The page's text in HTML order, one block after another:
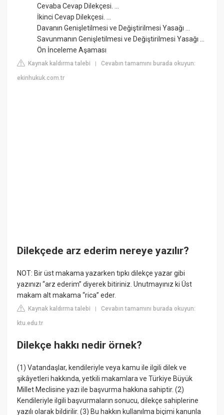
Cevaba Cevap Dilekçesi. ...
İkinci Cevap Dilekçesi. ...
Davanın Genişletilmesi ve Değiştirilmesi Yasağı ...
Savunmanın Genişletilmesi ve Değiştirilmesi Yasağı ...
Ön İnceleme Aşaması
Kaynak kaldırma talebi |Cevabın tamamını burada okuyun:
ekinhukuk.com.tr
Dilekçede arz ederim nereye yazılır?
NOT: Bir üst makama yazarken tıpkı dilekçe yazar gibi
yazınızı “arz ederim” diyerek bitiriniz. Unutmayınız ki Üst
makam alt makama “rica” eder.
Kaynak kaldırma talebi |Cevabın tamamını burada okuyun:
ktu.edu.tr
Dilekçe hakkı nedir örnek?
(1) Vatandaşlar, kendileriyle veya kamu ile ilgili dilek ve
şikâyetleri hakkında, yetkili makamlara ve Türkiye Büyük
Millet Meclisine yazı ile başvurma hakkına sahiptir. (2)
Kendileriyle ilgili başvurmaların sonucu, dilekçe sahiplerine
yazılı olarak bildirilir. (3) Bu hakkın kullanılma biçimi kanunla